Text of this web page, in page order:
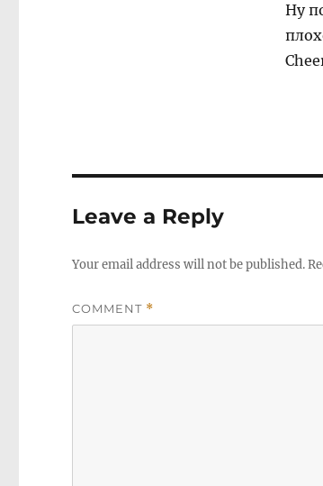
Ну
Leave a Reply
Your email address will not be published.
COMMENT *